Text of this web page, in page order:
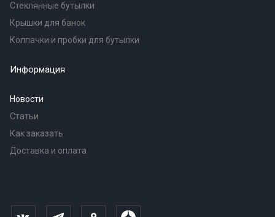
Стеклянные бутылки
Крышки для банок
Колпачки и пробки для бутылки
Информация
Новости
Статьи
Как заказать
Доставка и оплата